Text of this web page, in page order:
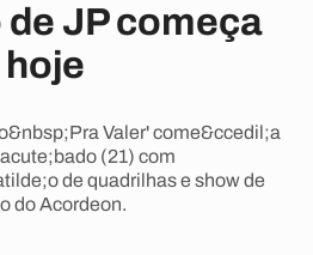
JP começa
hoje
Valer' come&ccedil;a
(21) com
de quadrilhas e show de
do Acordeon.